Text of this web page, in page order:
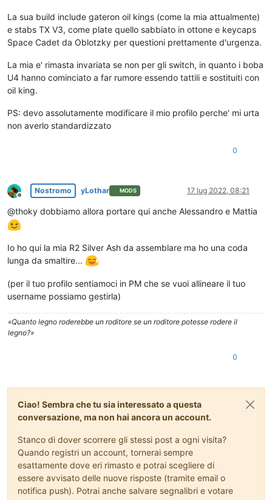
La sua build include gateron oil kings (come la mia attualmente)
e stabs TX V3, come plate quello sabbiato in ottone e keycaps
Space Cadet da Oblotzky per questioni prettamente d'urgenza.
La mia e' rimasta invariata se non per gli switch, in quanto i boba
U4 hanno cominciato a far rumore essendo tattili e sostituiti con
oil king.
PS: devo assolutamente modificare il mio profilo perche' mi urta
non averlo standardizzato
0
Non in linea
Nostromo yLothar MODS 17 lug 2022, 08:21
@thoky dobbiamo allora portare qui anche Alessandro e Mattia
Io ho qui la mia R2 Silver Ash da assemblare ma ho una coda
lunga da smaltire...
(per il tuo profilo sentiamoci in PM che se vuoi allineare il tuo
username possiamo gestirla)
«Quanto legno roderebbe un roditore se un roditore potesse rodere il
legno?»
0
Ciao! Sembra che tu sia interessato a questa
conversazione, ma non hai ancora un account.
Stanco di dover scorrere gli stessi post a ogni visita?
Quando registri un account, tornerai sempre
esattamente dove eri rimasto e potrai scegliere di
essere avvisato delle nuove risposte (tramite email o
notifica push). Potrai anche salvare segnalibri e votare